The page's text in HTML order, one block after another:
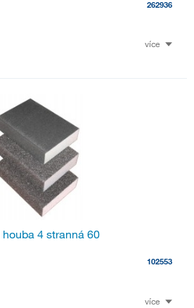
262936
více
4 stranná 60
102553
více